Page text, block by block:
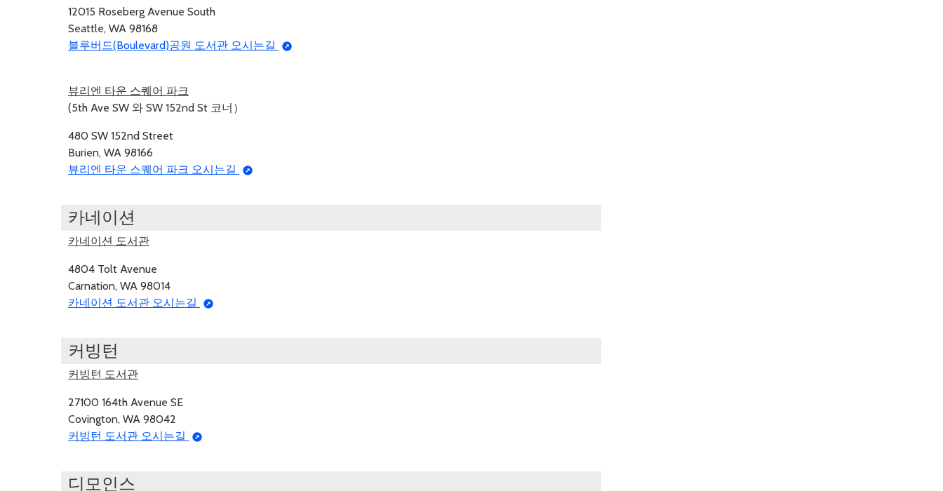
12015 Roseberg Avenue South
Seattle, WA 98168
블루버드(Boulevard)공원 도서관 오시는길
뷰리엔 타운 스퀘어 파크
(5th Ave SW 와 SW 152nd St 코너）
480 SW 152nd Street
Burien, WA 98166
뷰리엔 타운 스퀘어 파크 오시는길
카네이션
카네이션 도서관
4804 Tolt Avenue
Carnation, WA 98014
카네이션 도서관 오시는길
커빙턴
커빙턴 도서관
27100 164th Avenue SE
Covington, WA 98042
커빙턴 도서관 오시는길
디모인스